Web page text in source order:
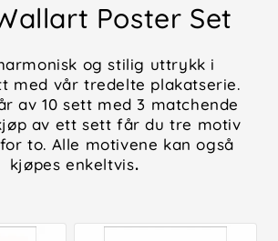
Poster Set
og stilig uttrykk i
med vår tredelte plakatserie.
av 10 sett med 3 matchende
av ett sett får du tre motiv
to. Alle motivene kan også
kjøpes enkeltvis.